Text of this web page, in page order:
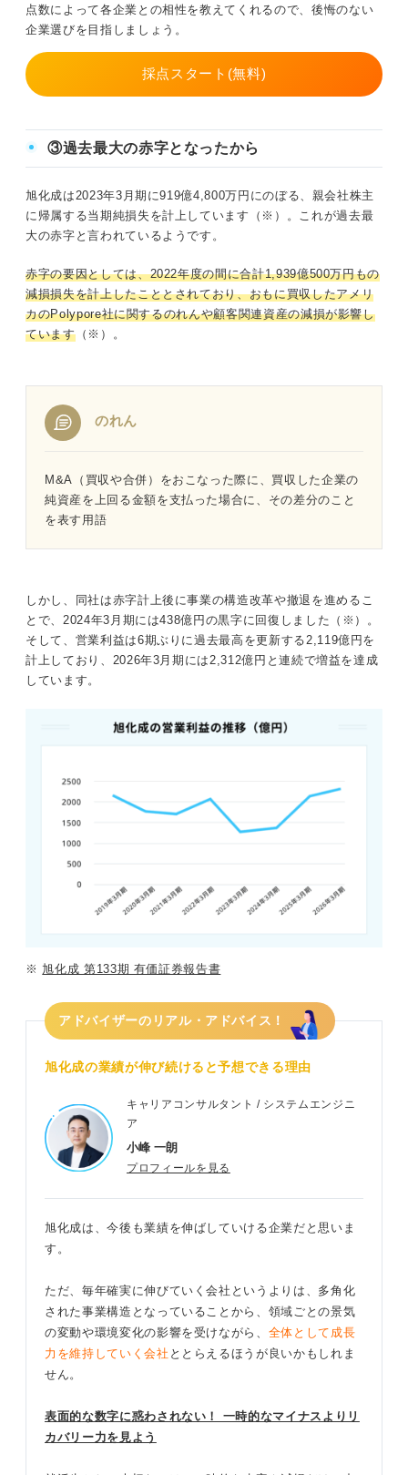
点数によって各企業との相性を教えてくれるので、後悔のない
企業選びを目指しましょう。
採点スタート(無料)
③過去最大の赤字となったから
旭化成は2023年3月期に919億4,800万円にのぼる、親会社株主
に帰属する当期純損失を計上しています（※）。これが過去最
大の赤字と言われているようです。
赤字の要因としては、2022年度の間に合計1,939億500万円もの
減損損失を計上したこととされており、おもに買収したアメリ
カのPolypore社に関するのれんや顧客関連資産の減損が影響し
ています（※）。
のれん
M&A（買収や合併）をおこなった際に、買収した企業の
純資産を上回る金額を支払った場合に、その差分のこと
を表す用語
しかし、同社は赤字計上後に事業の構造改革や撤退を進めるこ
とで、2024年3月期には438億円の黒字に回復しました（※）。
そして、営業利益は6期ぶりに過去最高を更新する2,119億円を
計上しており、2026年3月期には2,312億円と連続で増益を達成
しています。
※旭化成 第133期 有価証券報告書
アドバイザーのリアル・アドバイス！
旭化成の業績が伸び続けると予想できる理由
キャリアコンサルタント / システムエンジニ
ア
小峰 一朗
プロフィールを見る
旭化成は、今後も業績を伸ばしていける企業だと思いま
す。
ただ、毎年確実に伸びていく会社というよりは、多角化
された事業構造となっていることから、領域ごとの景気
の変動や環境変化の影響を受けながら、 全体として成長
力を維持していく会社 ととらえるほうが良いかもしれま
せん。
表面的な数字に惑わされない！ 一時的なマイナスよりリ
カバリー力を見よう